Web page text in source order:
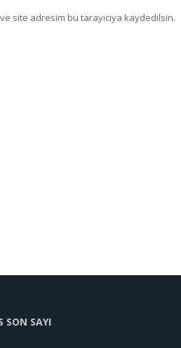
site adresim bu tarayıcıya kaydedilsin.
SON SAYI